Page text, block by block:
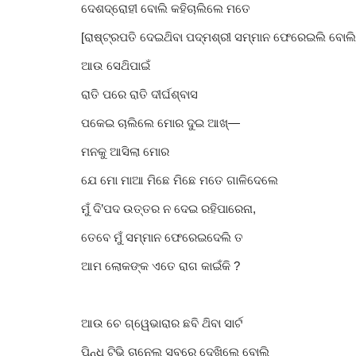
ଦେଶଦ୍ରୋହୀ ବୋଲି କହିଚାଲିଲେ ମତେ
[ରାଷ୍ଟ୍ରପତି ଦେଇଥ‌ିବା ପଦ୍ମଶ୍ରୀ ସମ୍ମାନ ଫେରେଇଲି
ଆଉ ସେଥ‌ିପାଇଁ
ରାତି ପରେ ରାତି ଦୀର୍ଘଶ୍ବାସ
ପକେଇ ଚାଲିଲେ ମୋର ଦୁଇ ଆଖ୍—
ମନକୁ ଆସିଲା ମୋର
ଯେ ମୋ ମାଆ ମିଛେ ମିଛେ ମତେ ଗାଳିଦେଲେ
ମୁଁ ଦି’ପଦ ଉତ୍ତର ନ ଦେଇ ରହିପାରେନା,
ତେବେ ମୁଁ ସମ୍ମାନ ଫେରେଇଦେଲି ତ
ଆମ ଲୋକଙ୍କ ଏତେ ରାଗ କାଇଁକି ?
ଆଉ ଚେ ଗ୍ୱେଭାରାର ଛବି ଥ‌ିବା ସାର୍ଟ
ପିନ୍ଧି ଟିଭି ଚାନେଲ୍ ସବୁରେ ଦେଖିଲେ ବୋଲି